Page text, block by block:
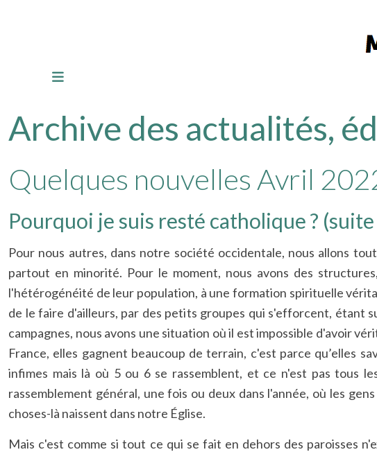
Archive des actualités,
Quelques nouvelles Avril
Pourquoi je suis resté catholique ? (suite
Pour nous autres, dans notre société occidentale, nous allons
partout en minorité. Pour le moment, nous avons des
l'hétérogénéité de leur population, à une formation spirituelle
de le faire d'ailleurs, par des petits groupes qui s'efforcent, étant
campagnes, nous avons une situation où il est impossible d'avoir
France, elles gagnent beaucoup de terrain, c'est parce qu’elles
infimes mais là où 5 ou 6 se rassemblent, et ce n'est pas tous
rassemblement général, une fois ou deux dans l'année, où les
choses-là naissent dans notre Église.
Mais c'est comme si tout ce qui se fait en dehors des paroisses